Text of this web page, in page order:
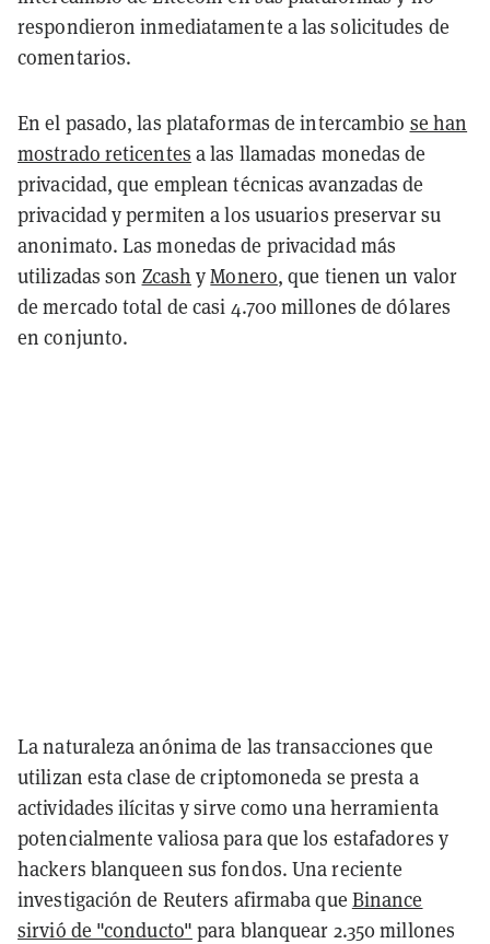
respondieron inmediatamente a las solicitudes de
comentarios.
En el pasado, las plataformas de intercambio se han
mostrado reticentes a las llamadas monedas de
privacidad, que emplean técnicas avanzadas de
privacidad y permiten a los usuarios preservar su
anonimato. Las monedas de privacidad más
utilizadas son Zcash yMonero, que tienen un valor
de mercado total de casi 4.700 millones de dólares
en conjunto.
La naturaleza anónima de las transacciones que
utilizan esta clase de criptomoneda se presta a
actividades ilícitas y sirve como una herramienta
potencialmente valiosa para que los estafadores y
hackers blanqueen sus fondos. Una reciente
investigación de Reuters afirmaba que Binance
sirvió de "conducto" para blanquear 2.350 millones